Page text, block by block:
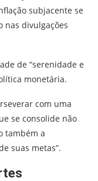
subjacente se
nas divulgações
de “serenidade e
monetária.
com uma
se consolide não
também a
suas metas”.